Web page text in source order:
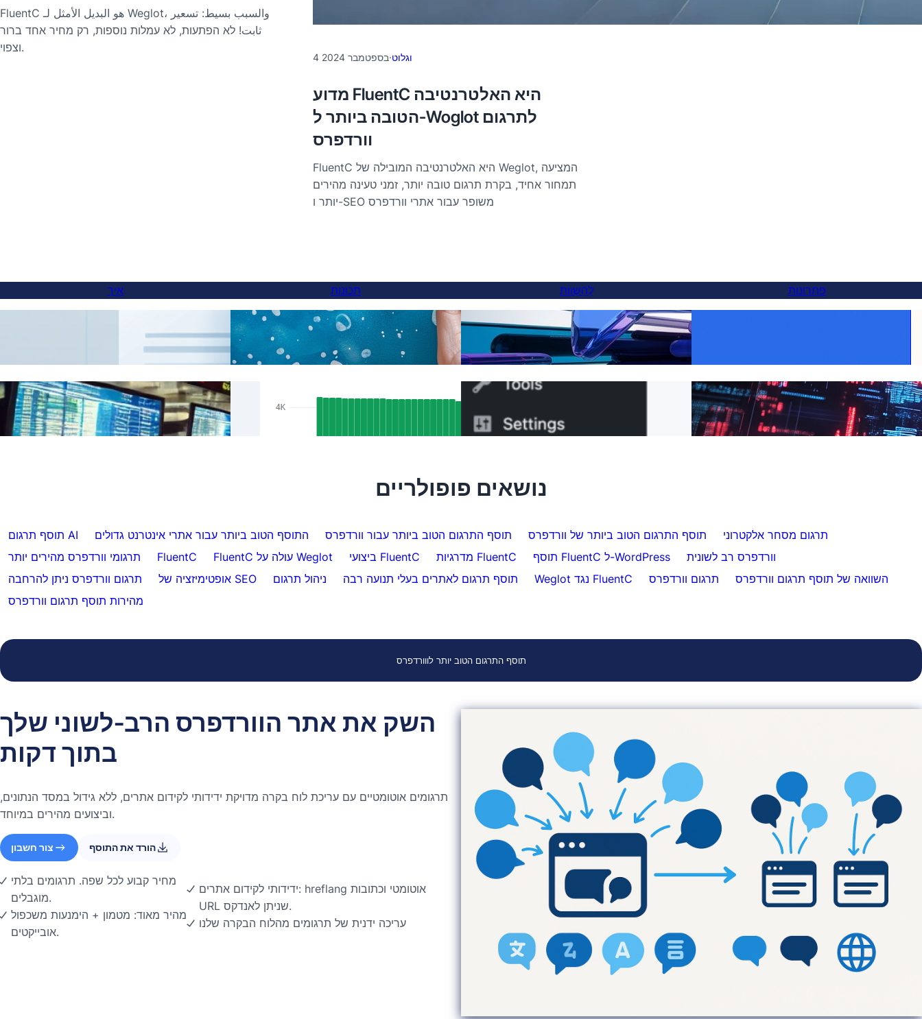
FluentC هو البديل الأمثل لـ Weglot، والسبب بسيط: تسعير
ثابت! לא הפתעות, לא עמלות נוספות, רק מחיר אחד ברור
וצפוי.
4 בספטמבר 2024·וגלוט
מדוע FluentC היא האלטרנטיבה
הטובה ביותר ל-Woglot לתרגום
וורדפרס
FluentC היא האלטרנטיבה המובילה של Weglot, המציעה
תמחור אחיד, בקרת תרגום טובה יותר, זמני טעינה מהירים
יותר ו-SEO משופר עבור אתרי וורדפרס
איך
איך להוסיף מתג שפות לאתרים בתת-דומיין
דלג על תרגומים לתוכן מסוים עם FluentC
תכונות
תרגומי בינה מלאכותית
לְהַשְׁווֹת
בסופו של דבר, אלטרנטיבה טובה יותר ל-
Weglot — ואתה יכול לעבור בתוך 5 דקות
פתרונות
תרגום אתרים ללא מאמץ ללקוחות
נושאים פופולריים
תוסף תרגום AI התוסף הטוב ביותר עבור אתרי אינטרנט גדולים תוסף התרגום הטוב ביותר עבור וורדפרס תוסף התרגום הטוב ביותר של וורדפרס
תרגום מסחר אלקטרוני
תרגומי וורדפרס מהירים יותר
FluentC FluentC עולה על Weglot ביצועי FluentC מדרגיות FluentC תוסף FluentC ל-WordPress
וורדפרס רב לשונית
תרגום וורדפרס ניתן להרחבה
אופטימיזציה של SEO ניהול תרגום תוסף תרגום לאתרים בעלי תנועה רבה Weglot נגד FluentC תרגום וורדפרס
השוואה של תוסף תרגום וורדפרס
מהירות תוסף תרגום וורדפרס
תוסף התרגום הטוב יותר לווורדפרס
השק את אתר הוורדפרס הרב-לשוני שלך
בתוך דקות
תרגומים אוטומטיים עם עריכת לוח בקרה מדויקת ידידותי לקידום אתרים, ללא גידול במסד הנתונים,
וביצועים מהירים במיוחד.
צור חשבון הורד את התוסף
מחיר קבוע לכל שפה. תרגומים בלתי
מוגבלים.
מהיר מאוד: מטמון + הימנעות משכפול
אובייקטים.
ידידותי לקידום אתרים: hreflang אוטומטי וכתובות
URL שניתן לאנדקס.
עריכה ידנית של תרגומים מהלוח הבקרה שלנו